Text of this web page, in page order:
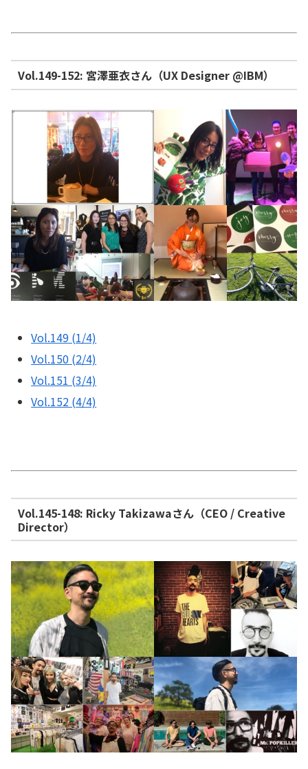
Vol.149-152: 宮澤亜衣さん（UX Designer @IBM）
Vol.149 (1/4)
Vol.150 (2/4)
Vol.151 (3/4)
Vol.152 (4/4)
Vol.145-148: Ricky Takizawaさん（CEO / Creative
Director）